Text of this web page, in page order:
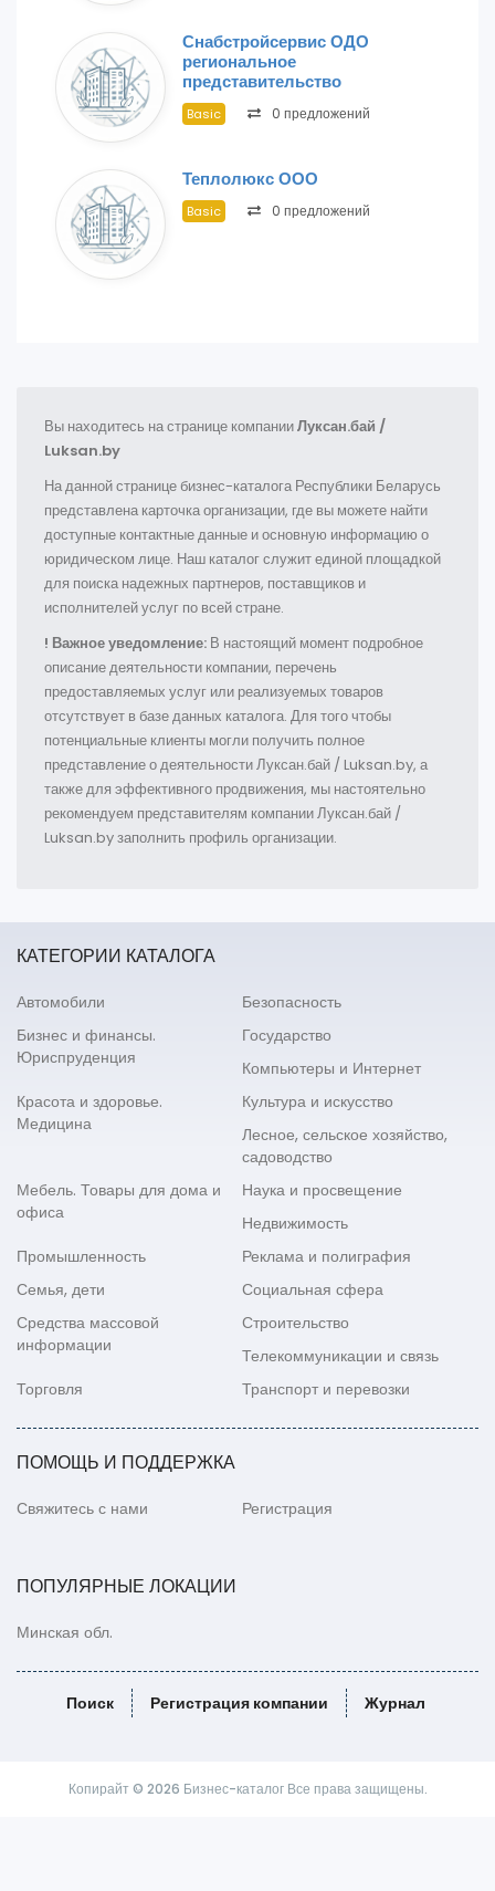
Снабстройсервис ОДО
региональное
представительство
Basic 0 предложений
Теплолюкс ООО
Basic 0 предложений
Вы находитесь на странице компанииЛуксан.бай /
Luksan.by
На данной странице бизнес-каталога Республики Беларусь
представлена карточка организации, где вы можете найти
доступные контактные данные и основную информацию о
юридическом лице. Наш каталог служит единой площадкой
для поиска надежных партнеров, поставщиков и
исполнителей услуг по всей стране.
! Важное уведомление: В настоящий момент подробное
описание деятельности компании, перечень
предоставляемых услуг или реализуемых товаров
отсутствует в базе данных каталога. Для того чтобы
потенциальные клиенты могли получить полное
представление о деятельности Луксан.бай / Luksan.by, а
также для эффективного продвижения, мы настоятельно
рекомендуем представителям компании Луксан.бай /
Luksan.by заполнить профиль организации.
КАТЕГОРИИ КАТАЛОГА
Автомобили
Безопасность
Бизнес и финансы.
Юриспруденция
Государство
Компьютеры и Интернет
Красота и здоровье.
Медицина
Культура и искусство
Лесное, сельское хозяйство,
садоводство
Мебель. Товары для дома и
офиса
Наука и просвещение
Недвижимость
Промышленность
Реклама и полиграфия
Семья, дети
Социальная сфера
Средства массовой
информации
Строительство
Телекоммуникации и связь
Торговля
Транспорт и перевозки
ПОМОЩЬ И ПОДДЕРЖКА
Свяжитесь с нами Регистрация
ПОПУЛЯРНЫЕ ЛОКАЦИИ
Минская обл.
Поиск Регистрация компании Журнал
Копирайт © 2026 Бизнес-каталог Все права защищены.